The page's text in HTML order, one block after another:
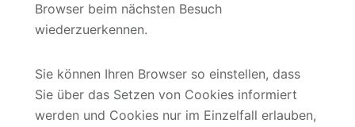
Browser beim nächsten Besuch
wiederzuerkennen.
Sie können Ihren Browser so einstellen, dass
Sie über das Setzen von Cookies informiert
werden und Cookies nur im Einzelfall erlauben,